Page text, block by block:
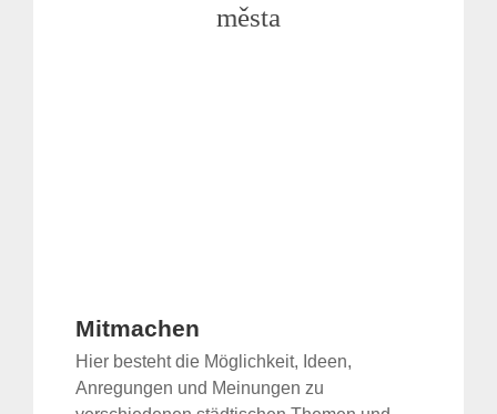
města
Mitmachen
Hier besteht die Möglichkeit, Ideen,
Anregungen und Meinungen zu